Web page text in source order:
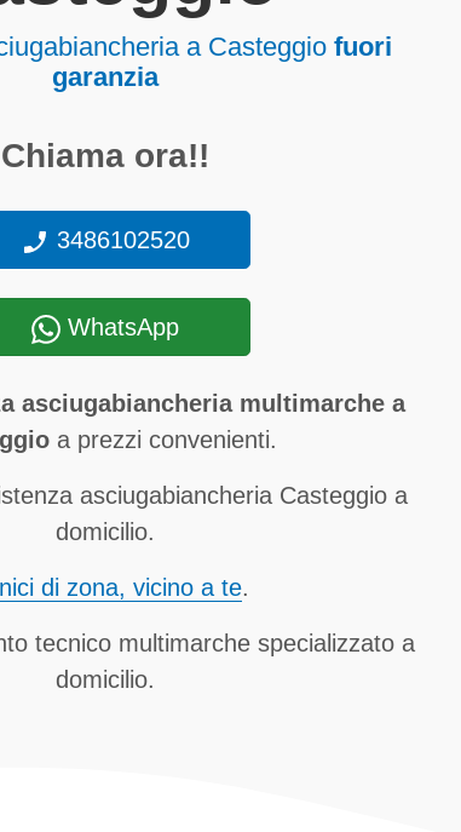
a Casteggio fuori
garanzia
Chiama ora!!
3486102520
WhatsApp
asciugabiancheria multimarche a
a prezzi convenienti.
asciugabiancheria Casteggio a
domicilio.
di zona, vicino a te.
tecnico multimarche specializzato a
domicilio.